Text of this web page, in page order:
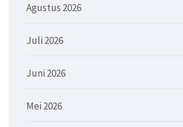
Agustus 2026
Juli 2026
Juni 2026
Mei 2026